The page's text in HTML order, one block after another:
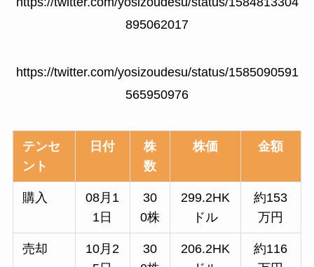
895062017
https://twitter.com/yosizoudesu/status/1585090591
565950976
テンセ
ント
日付
株
数
株価 金額
購入
08月1
1日
30
0株
299.2HK
ドル
約153
万円
売却
10月2
30
206.2HK
約116